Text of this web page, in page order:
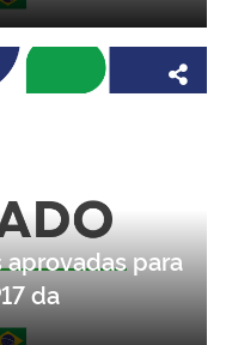
para
da